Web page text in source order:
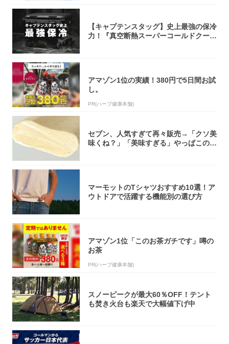
【キャプテンスタッグ】史上最強の保冷
力！『真空断熱スーパーコールドクーラ
アマゾン1位の実績！380円で5日間お試
し。
PR(ハーブ健康本舗)
セブン、人気すぎて再々販売→「クソ美
味くね？」「美味すぎる」やっぱこのク
マーモットのTシャツおすすめ10選！ア
ウトドアで活躍する機能別の選び方
アマゾン1位「このお茶ガチです」噂の
お茶
PR(ハーブ健康本舗)
スノーピークが最大60％OFF！テント
も焚き火台も楽天で大幅値下げ中